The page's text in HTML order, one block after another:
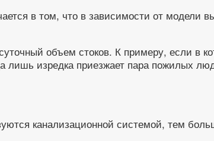
в том, что в зависимости от модели
объем стоков. К примеру, если в
лишь изредка приезжает пара пожилых
канализационной системой, тем